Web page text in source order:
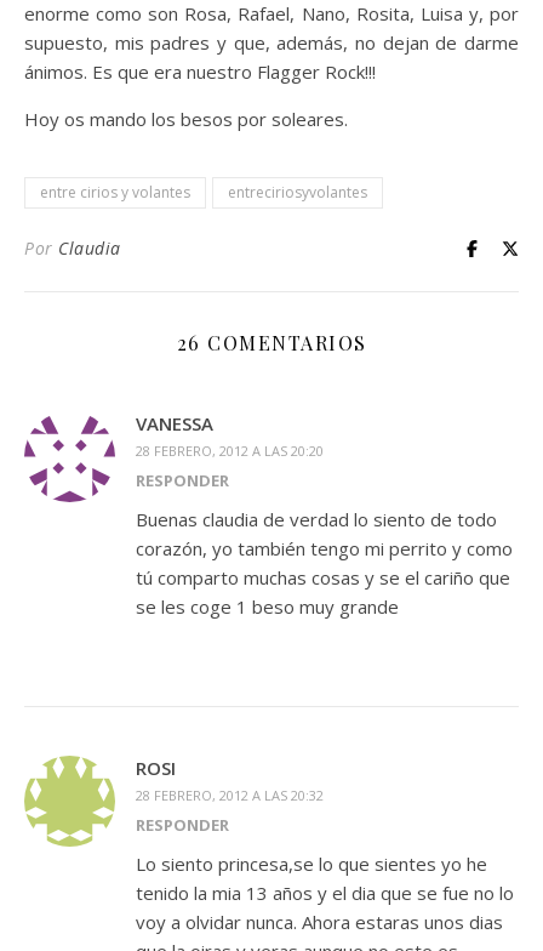
enorme como son Rosa, Rafael, Nano, Rosita, Luisa y, por
supuesto, mis padres y que, además, no dejan de darme
ánimos. Es que era nuestro Flagger Rock!!!
Hoy os mando los besos por soleares.
entre cirios y volantes entreciriosyvolantes
Por Claudia
26 COMENTARIOS
VANESSA
28 FEBRERO, 2012 A LAS 20:20
RESPONDER
Buenas claudia de verdad lo siento de todo
corazón, yo también tengo mi perrito y como
tú comparto muchas cosas y se el cariño que
se les coge 1 beso muy grande
ROSI
28 FEBRERO, 2012 A LAS 20:32
RESPONDER
Lo siento princesa,se lo que sientes yo he
tenido la mia 13 años y el dia que se fue no lo
voy a olvidar nunca. Ahora estaras unos dias